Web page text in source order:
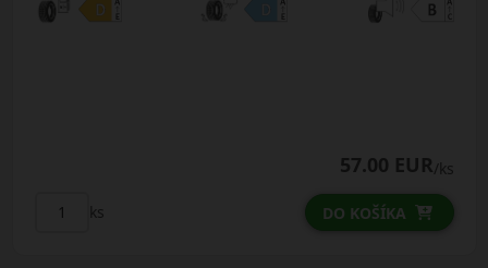
57.00 EUR/ks
ks DO KOŠÍKA